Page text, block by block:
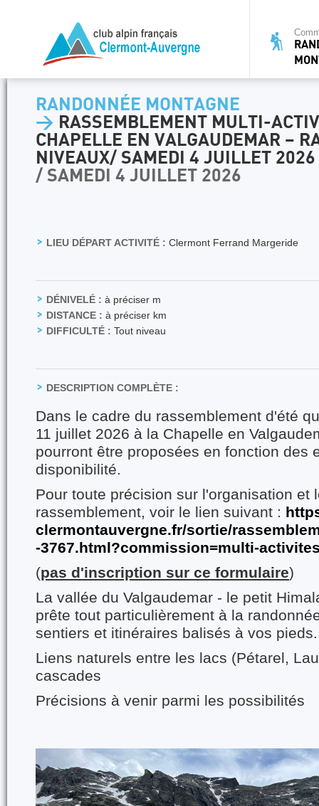
RANDONNÉE MONTAGNE
> RASSEMBLEMENT MULTI-
CHAPELLE EN VALGAUDEMAR –
NIVEAUX/ SAMEDI 4 JUILLET 2026
/ SAMEDI 4 JUILLET 2026
LIEU DÉPART ACTIVITÉ : Clermont Ferrand Margeride
DÉNIVELÉ : à préciser m
DISTANCE : à préciser km
DIFFICULTÉ : Tout niveau
DESCRIPTION COMPLÈTE :
Dans le cadre du rassemblement d'été
11 juillet 2026 à la Chapelle en
pourront être proposées en fonction des
disponibilité.
Pour toute précision sur l'organisation et
rassemblement, voir le lien suivant :
clermontauvergne.fr/sortie/
-3767.html?commission=multi-
(pas d'inscription sur ce formulaire)
La vallée du Valgaudemar - le petit
prête tout particulièrement à la
sentiers et itinéraires balisés à vos
Liens naturels entre les lacs (Pétarel,
cascades
Précisions à venir parmi les possibilités